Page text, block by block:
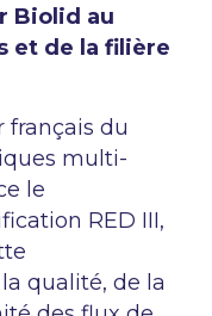
Biolid au
et de la filière
français du
multi-
le
RED III,
qualité, de la